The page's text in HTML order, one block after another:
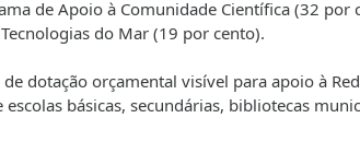
de Apoio à Comunidade Científica (32
do Mar (19 por cento).
dotação orçamental visível para apoio à
básicas, secundárias, bibliotecas